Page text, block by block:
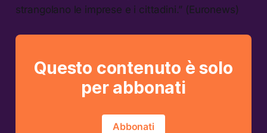
strangolano le imprese e i cittadini.” (Euronews)
Questo contenuto è solo
per abbonati
Abbonati